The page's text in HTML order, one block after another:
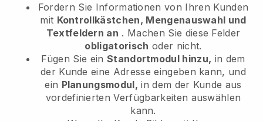
Fordern Sie Informationen von Ihren Kunden
mit Kontrollkästchen, Mengenauswahl und
Textfeldern an . Machen Sie diese Felder
obligatorisch oder nicht.
Fügen Sie ein Standortmodul hinzu, in dem
der Kunde eine Adresse eingeben kann, und
ein Planungsmodul, in dem der Kunde aus
vordefinierten Verfügbarkeiten auswählen
kann.